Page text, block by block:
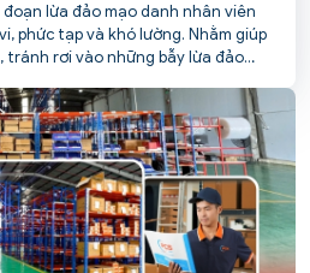
lừa đảo mạo danh nhân viên
phức tạp và khó lường. Nhằm giúp
tránh rơi vào những bẫy lừa đảo